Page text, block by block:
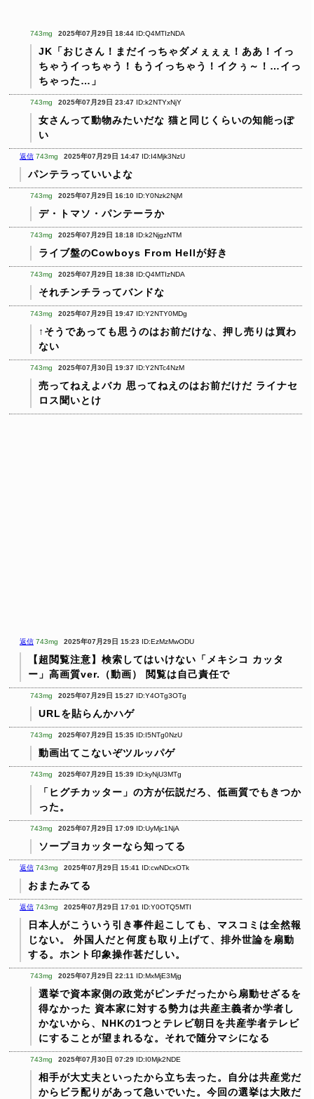
743mg 2025年07月29日 18:44 ID:Q4MTIzNDA
JK「おじさん！まだイっちゃダメぇぇぇ！ああ！イっ
ちゃうイっちゃう！もうイっちゃう！イクぅ～！…イっ
ちゃった…」
743mg 2025年07月29日 23:47 ID:k2NTYxNjY
女さんって動物みたいだな 猫と同じくらいの知能っぽ
い
返信 743mg 2025年07月29日 14:47 ID:I4Mjk3NzU
パンテラっていいよな
743mg 2025年07月29日 16:10 ID:Y0Nzk2NjM
デ・トマソ・パンテーラか
743mg 2025年07月29日 18:18 ID:k2NjgzNTM
ライブ盤のCowboys From Hellが好き
743mg 2025年07月29日 18:38 ID:Q4MTIzNDA
それチンチラってバンドな
743mg 2025年07月29日 19:47 ID:Y2NTY0MDg
↑そうであっても思うのはお前だけな、押し売りは買わ
ない
743mg 2025年07月30日 19:37 ID:Y2NTc4NzM
売ってねえよバカ 思ってねえのはお前だけだ ライナセ
ロス聞いとけ
返信 743mg 2025年07月29日 15:23 ID:EzMzMwODU
【超閲覧注意】検索してはいけない「メキシコ カッタ
ー」高画質ver.（動画）
閲覧は自己責任で
743mg 2025年07月29日 15:27 ID:Y4OTg3OTg
URLを貼らんかハゲ
743mg 2025年07月29日 15:35 ID:I5NTg0NzU
動画出てこないぞツルッパゲ
743mg 2025年07月29日 15:39 ID:kyNjU3MTg
「ヒグチカッター」の方が伝説だろ、低画質でもきつか
った。
743mg 2025年07月29日 17:09 ID:UyMjc1NjA
ソープヨカッターなら知ってる
返信 743mg 2025年07月29日 15:41 ID:cwNDcxOTk
おまたみてる
返信 743mg 2025年07月29日 17:01 ID:Y0OTQ5MTI
日本人がこういう引き事件起こしても、マスコミは全然報
じない。
外国人だと何度も取り上げて、排外世論を扇動
する。ホント印象操作甚だしい。
743mg 2025年07月29日 22:11 ID:MxMjE3Mjg
選挙で資本家側の政党がピンチだったから扇動せざるを
得なかった 資本家に対する勢力は共産主義者か学者し
かないから、NHKの1つとテレビ朝日を共産学者テレビ
にすることが望まれるな。それで随分マシになる
743mg 2025年07月30日 07:29 ID:I0Mjk2NDE
相手が大丈夫といったから立ち去った。自分は共産党だ
からビラ配りがあって急いでいた。今回の選挙は大敗だ